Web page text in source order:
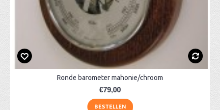
Ronde barometer mahonie/chroom
€79,00
BESTELLEN